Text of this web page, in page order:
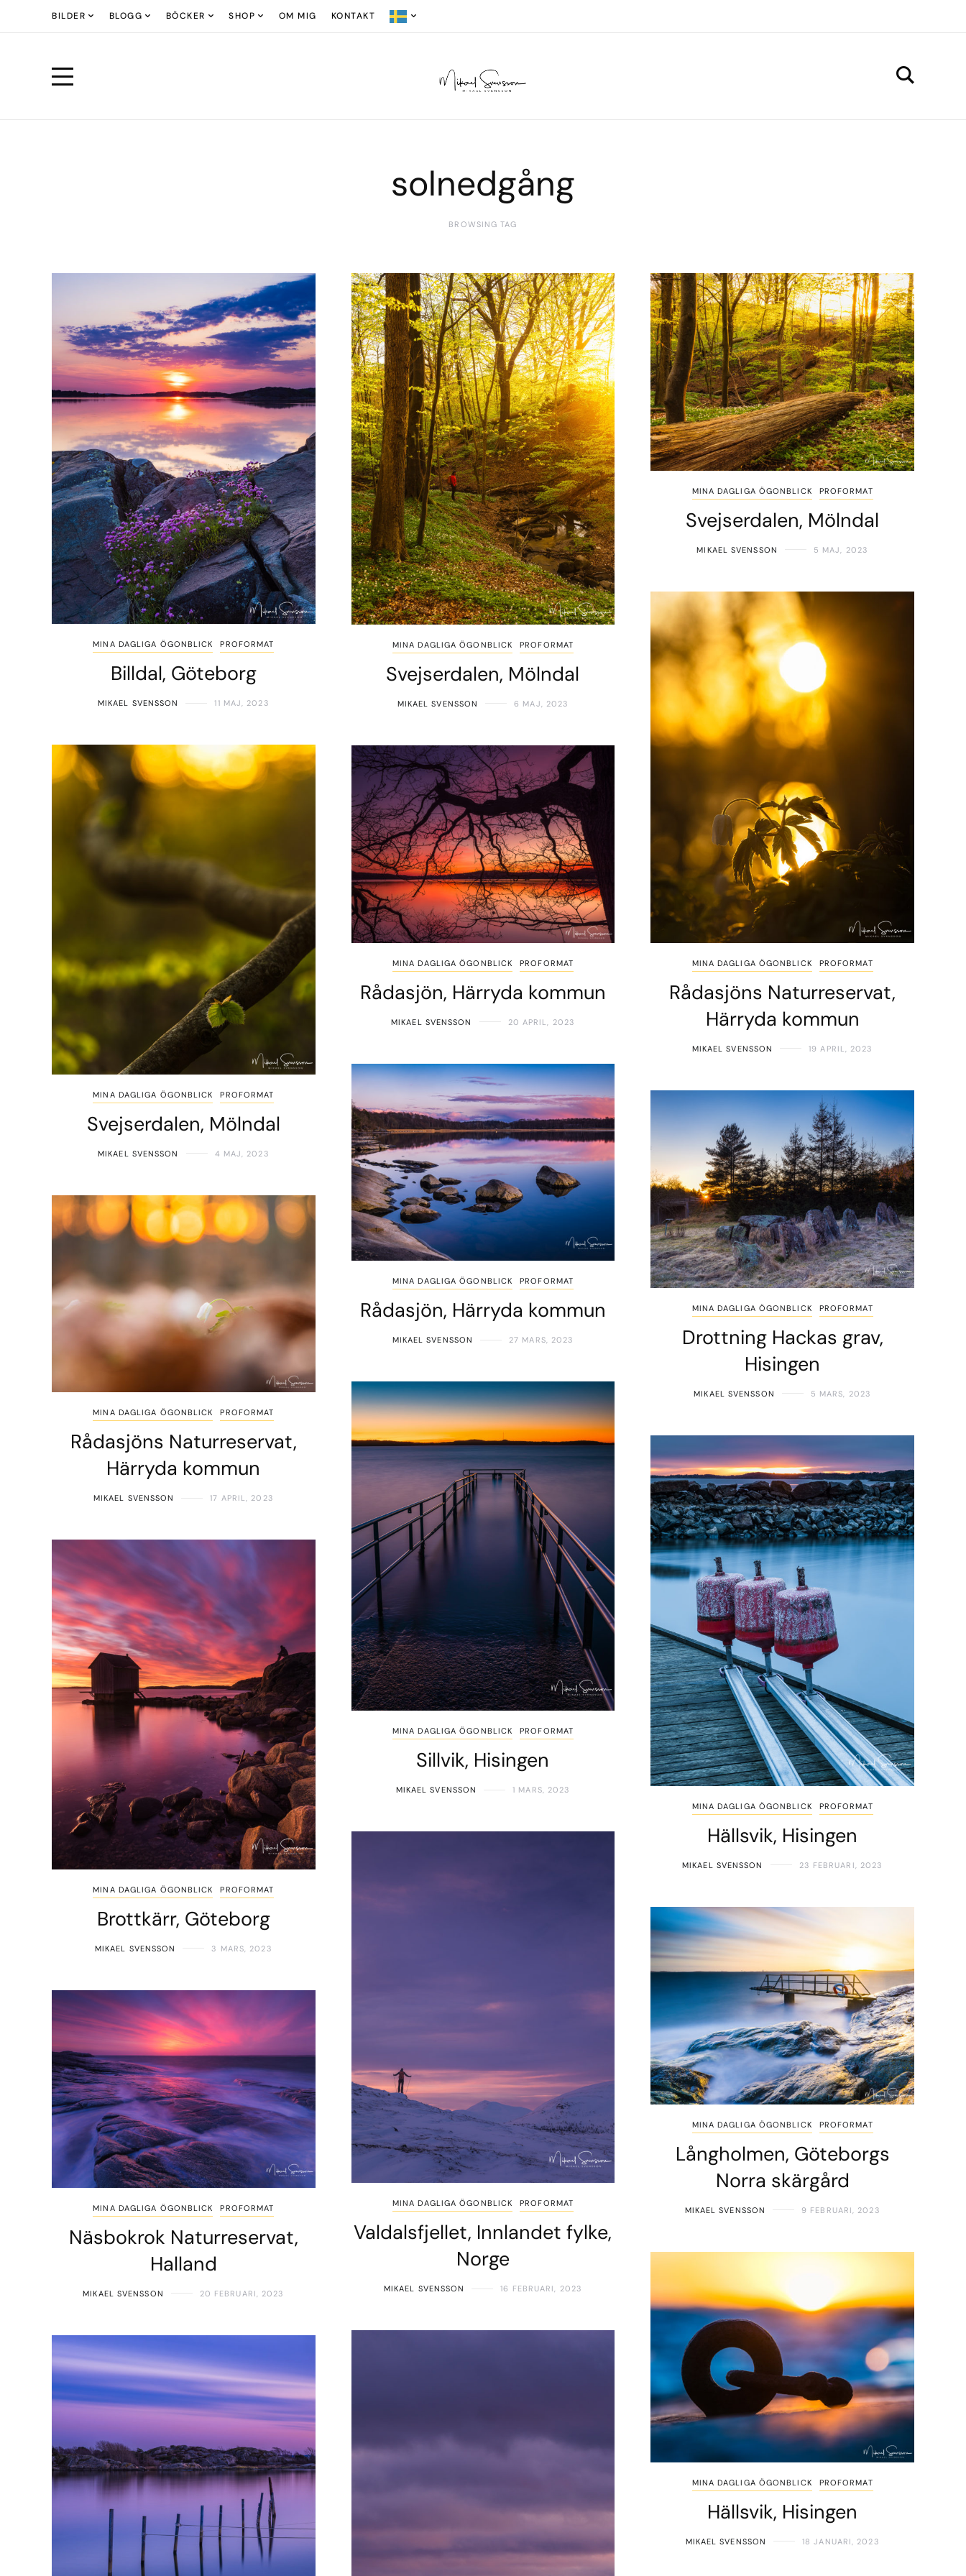
BILDER BLOGG BÖCKER SHOP OM MIG KONTAKT
solnedgång
BROWSING TAG
MINA DAGLIGA ÖGONBLICK PROFORMAT
Billdal, Göteborg
MIKAEL SVENSSON 11 MAJ, 2023
MINA DAGLIGA ÖGONBLICK PROFORMAT
Svejserdalen, Mölndal
MIKAEL SVENSSON 6 MAJ, 2023
MINA DAGLIGA ÖGONBLICK PROFORMAT
Svejserdalen, Mölndal
MIKAEL SVENSSON 5 MAJ, 2023
MINA DAGLIGA ÖGONBLICK PROFORMAT
Svejserdalen, Mölndal
MIKAEL SVENSSON 4 MAJ, 2023
MINA DAGLIGA ÖGONBLICK PROFORMAT
Rådasjön, Härryda kommun
MIKAEL SVENSSON 20 APRIL, 2023
MINA DAGLIGA ÖGONBLICK PROFORMAT
Rådasjöns Naturreservat,
Härryda kommun
MIKAEL SVENSSON 19 APRIL, 2023
MINA DAGLIGA ÖGONBLICK PROFORMAT
Rådasjöns Naturreservat,
Härryda kommun
MIKAEL SVENSSON 17 APRIL, 2023
MINA DAGLIGA ÖGONBLICK PROFORMAT
Rådasjön, Härryda kommun
MIKAEL SVENSSON 27 MARS, 2023
MINA DAGLIGA ÖGONBLICK PROFORMAT
Drottning Hackas grav,
Hisingen
MIKAEL SVENSSON 5 MARS, 2023
MINA DAGLIGA ÖGONBLICK PROFORMAT
Brottkärr, Göteborg
MIKAEL SVENSSON 3 MARS, 2023
MINA DAGLIGA ÖGONBLICK PROFORMAT
Sillvik, Hisingen
MIKAEL SVENSSON
1 MARS, 2023
MINA DAGLIGA ÖGONBLICK
PROFORMAT
Hällsvik, Hisingen
MIKAEL SVENSSON 23 FEBRUARI, 2023
MINA DAGLIGA ÖGONBLICK PROFORMAT
Näsbokrok Naturreservat,
Halland
MIKAEL SVENSSON 20 FEBRUARI, 2023
MINA DAGLIGA ÖGONBLICK PROFORMAT
Valdalsfjellet, Innlandet fylke,
Norge
MIKAEL SVENSSON 16 FEBRUARI, 2023
MINA DAGLIGA ÖGONBLICK PROFORMAT
Långholmen, Göteborgs
Norra skärgård
MIKAEL SVENSSON 9 FEBRUARI, 2023
MINA DAGLIGA ÖGONBLICK PROFORMAT
Hällsvik, Hisingen
MIKAEL SVENSSON 18 JANUARI, 2023